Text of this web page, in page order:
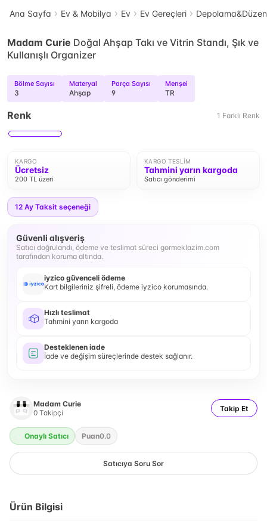
Ana Sayfa Ev & Mobilya Ev Ev Gereçleri
Madam Curie Doğal Ahşap Takı ve Vitrin Standı, Şık ve
Kullanışlı Organizer
Bölme Sayısı
3
Materyal
Ahşap
Parça Sayısı
9
Menşei
TR
Renk 1 Farklı Renk
KARGO
Ücretsiz
200 TL üzeri
KARGO TESLIM
Tahmini yarın kargoda
Satıcı gönderimi
12 Ay Taksit seçeneği
Güvenli alışveriş
Satıcı doğrulandı, ödeme ve teslimat süreci gormeklazim.com
tarafından koruma altında.
iyzico güvenceli ödeme
Kart bilgileriniz şifreli, ödeme iyzico korumasında.
Hızlı teslimat
Tahmini yarın kargoda
Desteklenen iade
İade ve değişim süreçlerinde destek sağlanır.
Madam Curie
0 Takipçi Takip Et
Onaylı Satıcı Puan0.0
Satıcıya Soru Sor
Ürün Bilgisi